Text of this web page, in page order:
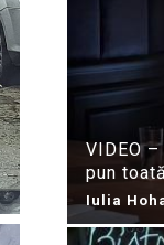
VIDEO
pun
Iulia